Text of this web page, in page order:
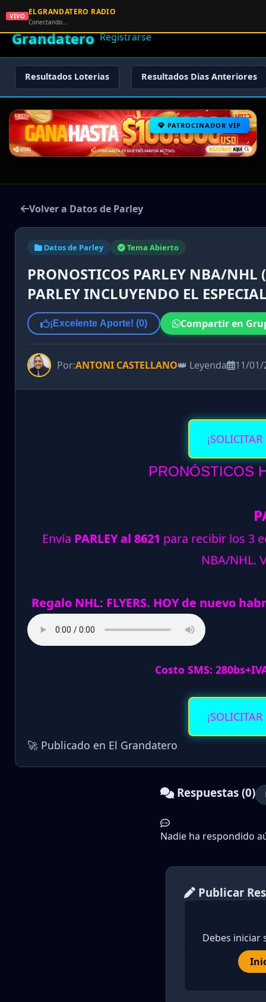
🌟 El
Grandatero Registrarse
Resultados Loterias Resultados Dias Anteriores
PATROCINADOR VIP
Volver a Datos de Parley
Datos de Parley Tema Abierto
PRONOSTICOS PARLEY NBA/
PARLEY INCLUYENDO EL
¡Excelente Aporte! (0) Compartir en
Por:ANTONI CASTELLANO👑 Leyenda 11/01/
PRONÓSTICOS
Envía PARLEY al 8621 para recibir los 3
NBA/NHL.
Regalo NHL: FLYERS. HOY de nuevo
Costo SMS:
🚀 Publicado en El Grandatero
Respuestas (0)
Nadie ha respondido
Publicar
Debes iniciar
VIVO ELGRANDATERO RADIO
Conectando…